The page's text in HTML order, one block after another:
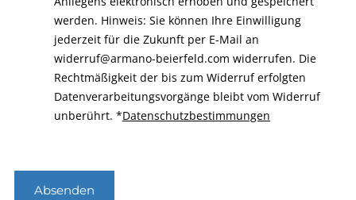
werden. Hinweis: Sie können Ihre Einwilligung
jederzeit für die Zukunft per E-Mail an
widerruf@armano-beierfeld.com widerrufen. Die
Rechtmäßigkeit der bis zum Widerruf erfolgten
Datenverarbeitungsvorgänge bleibt vom Widerruf
unberührt. *Datenschutzbestimmungen
Absenden